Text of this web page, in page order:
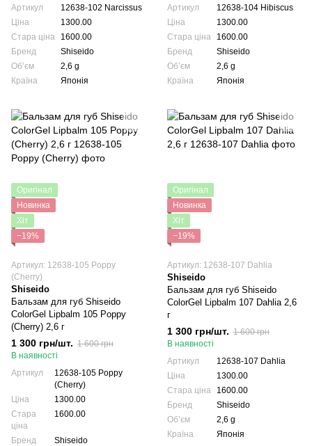
Артикул
12638-102 Narcissus
Ціна
1300.00
Стара ціна
1600.00
Бренд
Shiseido
Обʼєм
2,6 g
Країна
Японія
Артикул
12638-104 Hibiscus
Ціна
1300.00
Стара ціна
1600.00
Бренд
Shiseido
Обʼєм
2,6 g
Країна
Японія
Оригінал
Новинка
Хіт
−19%
Артикул: 12638-105 Poppy
(Cherry)
Shiseido
Бальзам для губ Shiseido
ColorGel Lipbalm 105 Poppy
(Cherry) 2,6 г
1 300 грн/шт. 1 600 грн
В наявності
Артикул
12638-105 Poppy
(Cherry)
Ціна
1300.00
Стара
ціна
1600.00
Бренд
Shiseido
Оригінал
Новинка
Хіт
−19%
Артикул: 12638-107 Dahlia
Shiseido
Бальзам для губ Shiseido
ColorGel Lipbalm 107 Dahlia 2,6
г
1 300 грн/шт. 1 600 грн
В наявності
Артикул
12638-107 Dahlia
Ціна
1300.00
Стара ціна
1600.00
Бренд
Shiseido
Обʼєм
2,6 g
Країна
Японія